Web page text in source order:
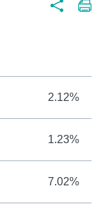
2.12%
1.23%
7.02%